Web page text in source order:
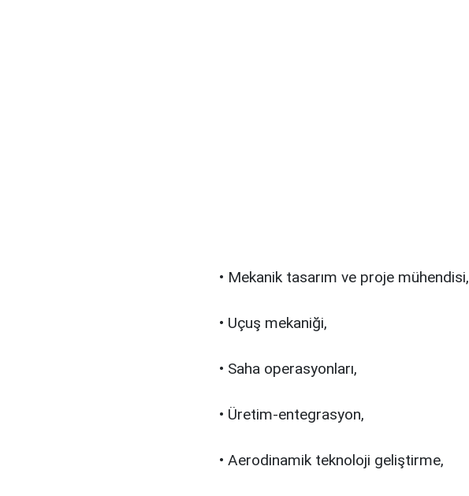
• Mekanik tasarım ve proje mühendisi,
• Uçuş mekaniği,
• Saha operasyonları,
• Üretim-entegrasyon,
• Aerodinamik teknoloji geliştirme,